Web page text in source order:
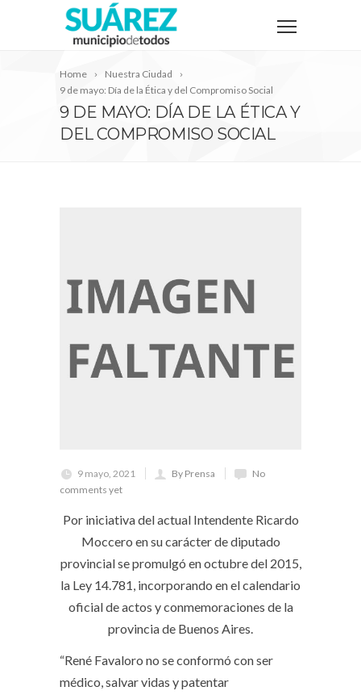
Home
Nuestra Ciudad
9 de mayo: Día de la Ética y del Compromiso Social
9 DE MAYO: DÍA DE LA ÉTICA Y
DEL COMPROMISO SOCIAL
9 mayo, 2021 By Prensa
No
comments yet
Por iniciativa del actual Intendente Ricardo
Moccero en su carácter de diputado
provincial se promulgó en octubre del 2015,
la Ley 14.781, incorporando en el calendario
oficial de actos y conmemoraciones de la
provincia de Buenos Aires.
“René Favaloro no se conformó con ser
médico, salvar vidas y patentar